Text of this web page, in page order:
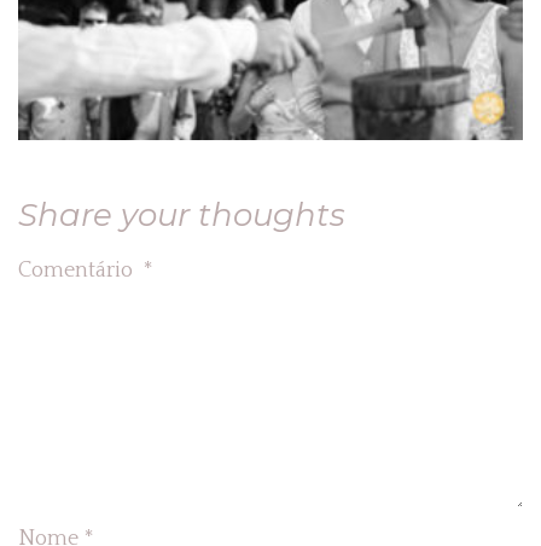
Share your thoughts
Comentário *
Nome *